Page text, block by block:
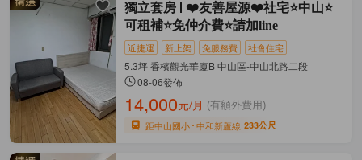
獨立套房
❤️友善屋源❤️社宅⭐中山⭐
可租補⭐免仲介費⭐請加line
近捷運 新上架 免服務費 社會住宅
5.3坪 香檳觀光華廈B 中山區-中山北路二段
08-06發佈
14,000元/月 (有額外費用)
距中山國小 中和新蘆線 233公尺